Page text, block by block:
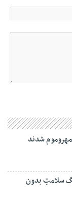
سلامتِ بدون